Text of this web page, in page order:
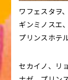
ワフェスタヲ
ギンミノスエ
プリンスホテ
セカイノ、リ